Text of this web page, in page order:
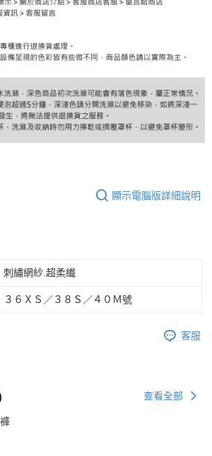
顯示電腦版詳細說明
刺繡網紗.超柔纎
３６ＸＳ／３８Ｓ／４０Ｍ號
客服
查看全部